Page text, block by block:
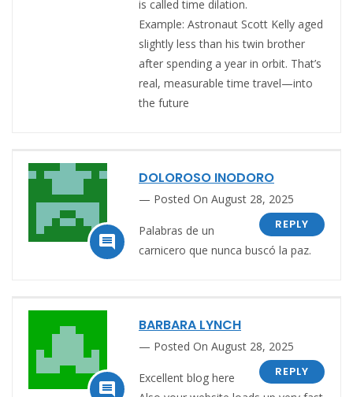
is called time dilation.
Example: Astronaut Scott Kelly aged
slightly less than his twin brother
after spending a year in orbit. That’s
real, measurable time travel—into
the future

DOLOROSO INODORO
Posted On August 28, 2025
REPLY
Palabras de un
carnicero que nunca buscó la paz.

BARBARA LYNCH
Posted On August 28, 2025
REPLY
Excellent blog here